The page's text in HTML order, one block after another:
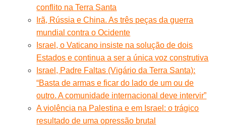
conflito na Terra Santa
Irã, Rússia e China. As três peças da guerra
mundial contra o Ocidente
Israel, o Vaticano insiste na solução de dois
Estados e continua a ser a única voz construtiva
Israel, Padre Faltas (Vigário da Terra Santa):
“Basta de armas e ficar do lado de um ou de
outro. A comunidade internacional deve intervir”
A violência na Palestina e em Israel: o trágico
resultado de uma opressão brutal